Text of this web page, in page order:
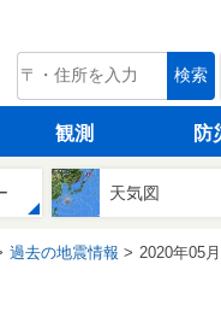
tenki.jp 検索
観測 防
天気図
過去の地震情報 2020年05